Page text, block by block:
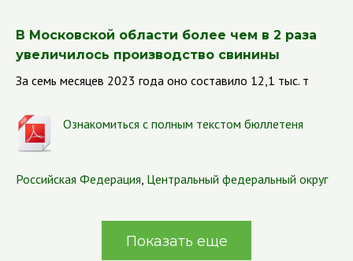
В Московской области более чем в 2 раза
увеличилось производство свинины
За семь месяцев 2023 года оно составило 12,1 тыс. т
Ознакомиться с полным текстом бюллетеня
Российская Федерация, Центральный федеральный округ
Показать еще